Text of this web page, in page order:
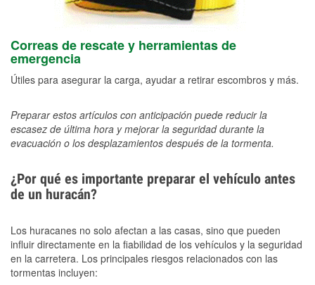
Correas de rescate y herramientas de
emergencia
Útiles para asegurar la carga, ayudar a retirar escombros y más.
Preparar estos artículos con anticipación puede reducir la
escasez de última hora y mejorar la seguridad durante la
evacuación o los desplazamientos después de la tormenta.
¿Por qué es importante preparar el vehículo antes
de un huracán?
Los huracanes no solo afectan a las casas, sino que pueden
influir directamente en la fiabilidad de los vehículos y la seguridad
en la carretera. Los principales riesgos relacionados con las
tormentas incluyen: